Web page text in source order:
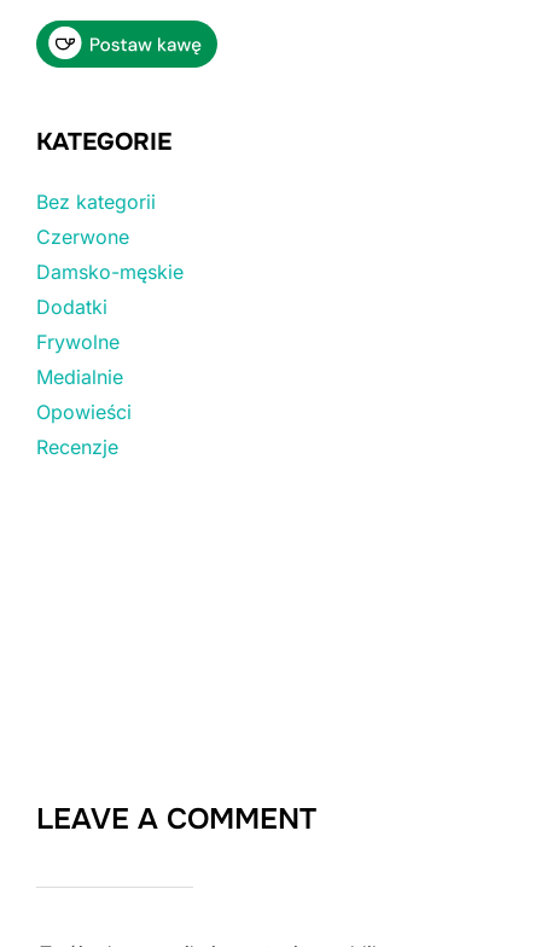
KATEGORIE
Bez kategorii
Czerwone
Damsko-męskie
Dodatki
Frywolne
Medialnie
Opowieści
Recenzje
LEAVE A COMMENT